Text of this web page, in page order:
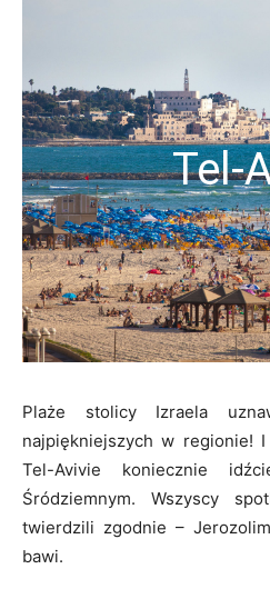
Tel-
Plaże stolicy Izraela
najpiękniejszych w regionie!
Tel-Avivie koniecznie
Śródziemnym. Wszyscy
twierdzili zgodnie –
bawi.